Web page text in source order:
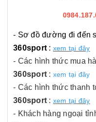
- Sơ đồ đường đi đến
360sport : xem tại đây
- Các hình thức mua
360sport : xem tại đây
- Các hình thức thanh
360sport : xem tại đây
- Khách hàng ngoại